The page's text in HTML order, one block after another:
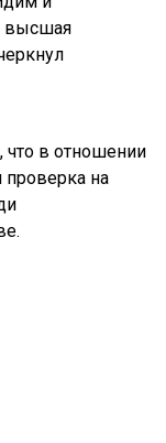
высшая
в отношении
проверка на